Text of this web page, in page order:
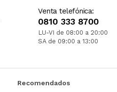
Venta telefónica:
0810 333 8700
LU-VI de 08:00 a 20:00
SA de 09:00 a 13:00
Recomendados